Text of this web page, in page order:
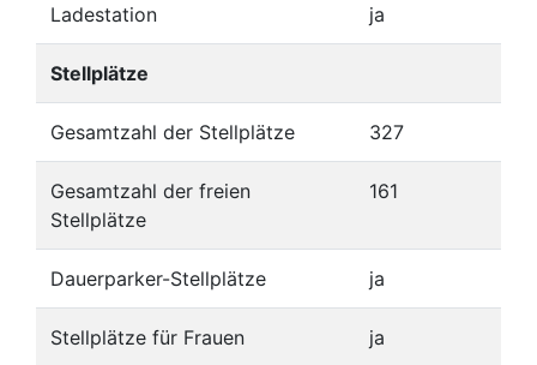
Ladestation ja
Stellplätze
Gesamtzahl der Stellplätze 327
Gesamtzahl der freien
Stellplätze
161
Dauerparker-Stellplätze ja
Stellplätze für Frauen ja